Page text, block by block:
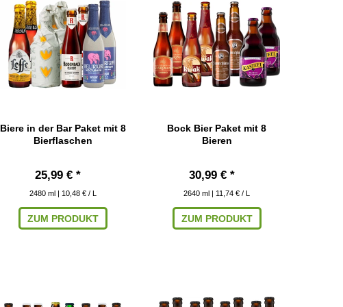
Biere in der Bar Paket mit 8
Bierflaschen
25,99 € *
2480 ml | 10,48 € / L
ZUM PRODUKT
Bock Bier Paket mit 8
Bieren
30,99 € *
2640 ml | 11,74 € / L
ZUM PRODUKT